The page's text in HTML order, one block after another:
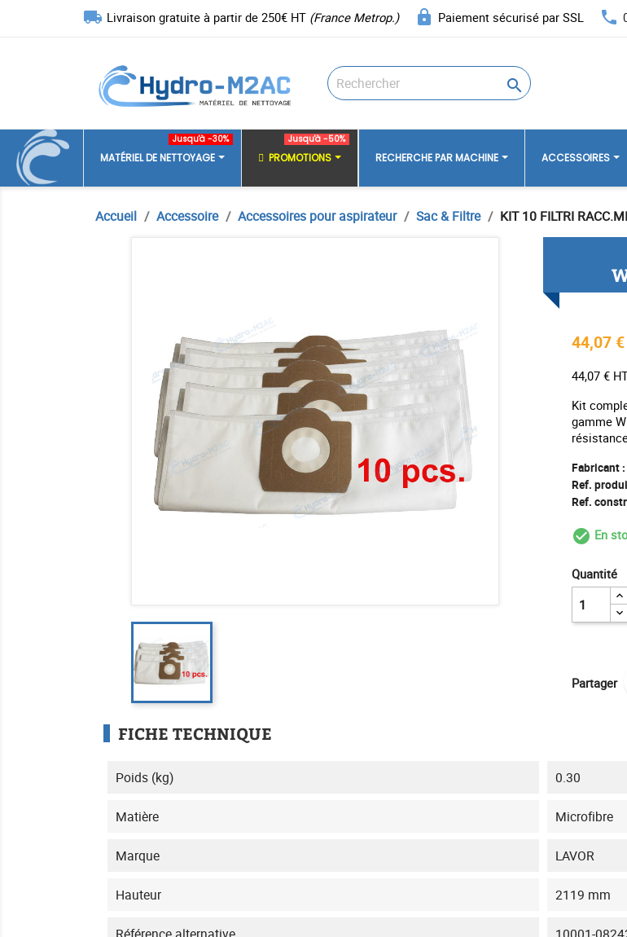
local_shipping Livraison gratuite à partir de 250€ HT (France Metrop.) lock Paiement sécurisé par SSL phone

MATÉRIEL DE NETTOYAGE
Jusqu'à -30%
PROMOTIONS
Jusqu'à -50%
RECHERCHE PAR MACHINE ACCESSOIRES
Accueil Accessoire Accessoires pour aspirateur Sac & Filtre KIT 10 FILTRI
44,07 €
44,07 €
Kit
gamme
Fabricant :
Ref.
Ref.
En
Quantité
Partager
FICHE TECHNIQUE
Poids (kg) 0.30
Matière Microfibre
Marque LAVOR
Hauteur 2119 mm